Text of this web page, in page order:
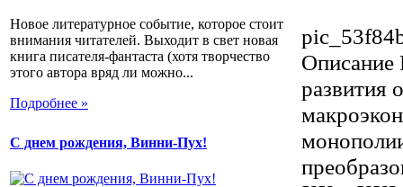
Новое литературное событие, которое стоит
внимания читателей. Выходит в свет новая
книга писателя-фантаста (хотя творчество
этого автора вряд ли можно...
Подробнее »
С днем рождения, Винни-Пух!
Описание
развития